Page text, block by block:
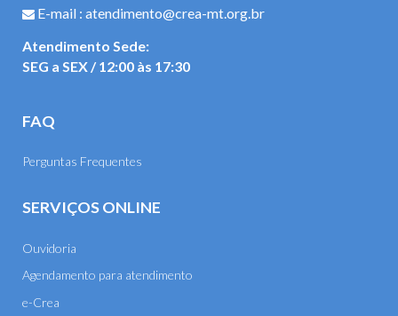
E-mail : atendimento@crea-mt.org.br
Atendimento Sede:
SEG a SEX / 12:00 às 17:30
FAQ
Perguntas Frequentes
SERVIÇOS ONLINE
Ouvidoria
Agendamento para atendimento
e-Crea